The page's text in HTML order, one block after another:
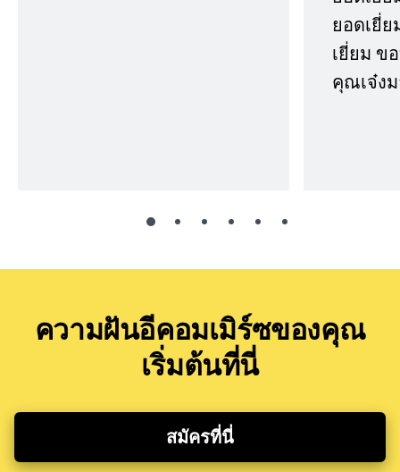
ยอดเยี่
เยี่ยม ข
คุณเจ๋ง
ความฝันอีคอมเมิร์ซของคุณ
เริ่มต้นที่นี่
สมัครที่นี่